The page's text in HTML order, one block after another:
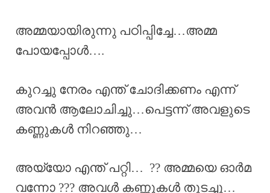
അമ്മയായിരുന്നു പഠിപ്പിച്ചേ…അമ്മ
പോയപ്പോൾ….
കുറച്ചു നേരം എന്ത് ചോദിക്കണം എന്ന്
അവൻ ആലോചിച്ചു…പെട്ടന്ന് അവളുടെ
കണ്ണുകൾ നിറഞ്ഞു…
അയ്യോ എന്ത് പറ്റി… ?? അമ്മയെ ഓർമ
വന്നോ ??? അവൾ കണ്ണുകൾ തുടച്ചു…